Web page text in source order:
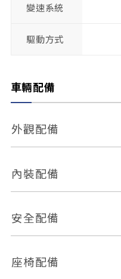
變速系統
驅動方式
車輛配備
外觀配備
電動天窗
後視鏡方向指示燈
內裝配備
多功能方向盤
恆溫空調
安全配備
前座正面氣囊
座椅配備